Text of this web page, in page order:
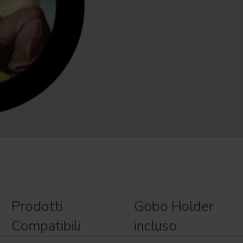
Prodotti
Compatibili
Gobo Holder
incluso